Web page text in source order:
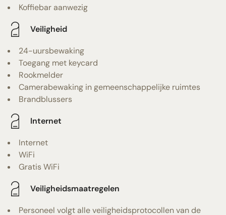
Koffiebar aanwezig
Veiligheid
24-uursbewaking
Toegang met keycard
Rookmelder
Camerabewaking in gemeenschappelijke ruimtes
Brandblussers
Internet
Internet
WiFi
Gratis WiFi
Veiligheidsmaatregelen
Personeel volgt alle veiligheidsprotocollen van de